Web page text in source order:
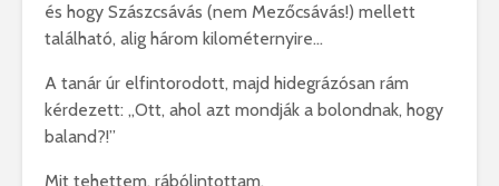
és hogy Szászcsávás (nem Mezőcsávás!) mellett
található, alig három kilométernyire…
A tanár úr elfintorodott, majd hidegrázósan rám
kérdezett: „Ott, ahol azt mondják a bolondnak, hogy
baland?!”
Mit tehettem, rábólintottam.